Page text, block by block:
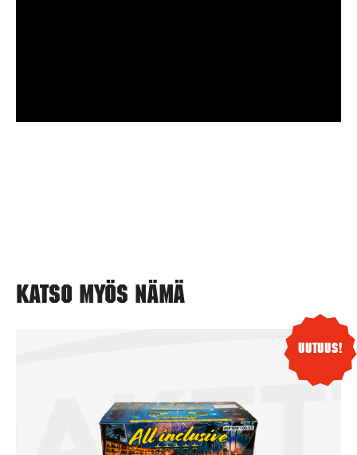
Katso myös nämä
Uutuus!